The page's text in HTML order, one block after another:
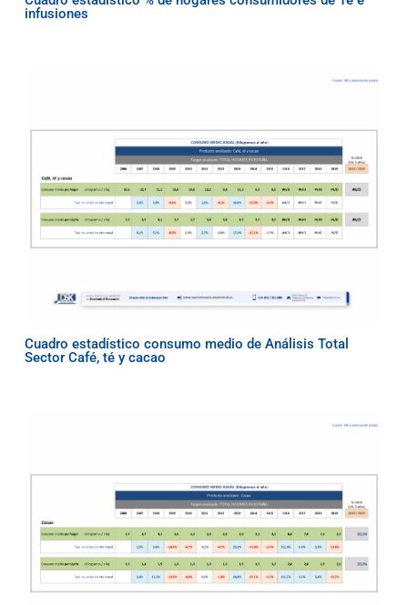
infusiones
Cuadro estadístico consumo medio de Análisis Total
Sector Café, té y cacao